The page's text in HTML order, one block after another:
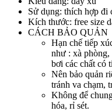
Sử dụng: thích hợp đi
Kích thước: free size
CÁCH BẢO QUẢN
Hạn chế tiếp
như : xà
bơi các chất có
Nên bảo quản
tránh va chạm,
Không để
hóa, rỉ sét.